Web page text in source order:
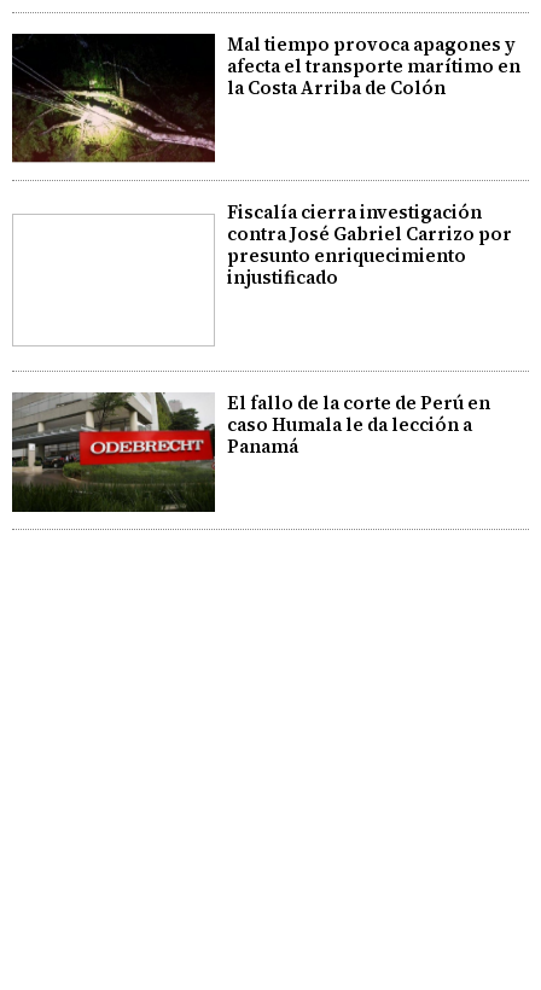
Mal tiempo provoca apagones y
afecta el transporte marítimo en
la Costa Arriba de Colón
Fiscalía cierra investigación
contra José Gabriel Carrizo por
presunto enriquecimiento
injustificado
El fallo de la corte de Perú en
caso Humala le da lección a
Panamá